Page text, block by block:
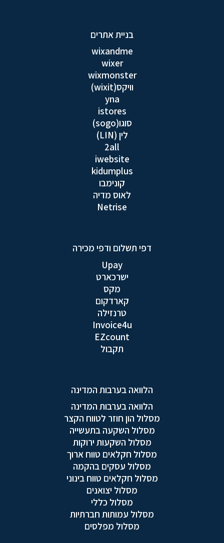
בניית אתרים
wixandme
wixer
wixmonster
וויקס(wixit)
yna
istores
סוגו(sogo)
לין (LIN)
2all
iwebsite
kidumplus
קונימבו
לאוס מדיה
Netrise
דפי תשלום ודפי מכירה
Upay
ישרכארט
מקס
קארדקום
טרנזילה
Invoice4u
EZcount
תקבול
הלוואה בערבות המדינה
הלוואה בערבות המדינה
מסלול הון חוזר לטווח הקצר
מסלול השקעה בתעשייה
מסלול השקעות ירוקות
מסלול חקלאים טווח ארוך
מסלול עסקים בהקמה
מסלול חקלאים טווח בינוני
מסלול יצואנים
מסלול כללי
מסלול עמותות חברתיות
מסלול מפלסים